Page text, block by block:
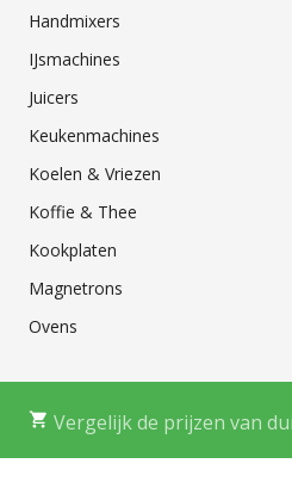
Handmixers
IJsmachines
Juicers
Keukenmachines
Koelen & Vriezen
Koffie & Thee
Kookplaten
Magnetrons
Ovens
Vergelijk de prijzen van